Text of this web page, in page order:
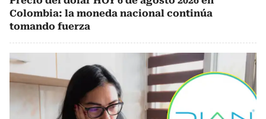
Colombia: la moneda nacional continúa
tomando fuerza